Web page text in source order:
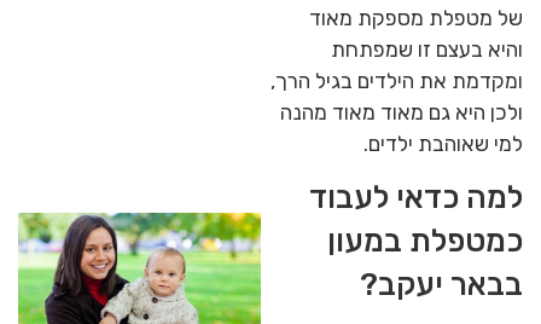
של מטפלת מספקת מאוד
והיא בעצם זו שמפתחת
ומקדמת את הילדים בגיל הרך,
ולכן היא גם מאוד מאוד מהנה
למי שאוהבת ילדים.
למה כדאי לעבוד
כמטפלת במעון
בבאר יעקב?